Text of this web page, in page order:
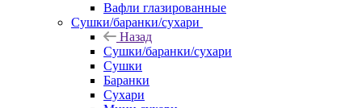
Вафли глазированные
Сушки/баранки/сухари
Назад
Сушки/баранки/сухари
Сушки
Баранки
Сухари